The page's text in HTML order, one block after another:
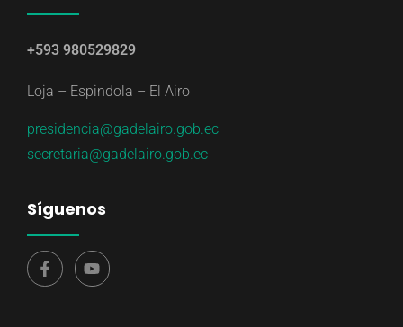
+593 980529829
Loja – Espindola – El Airo
presidencia@gadelairo.gob.ec
secretaria@gadelairo.gob.ec
Síguenos